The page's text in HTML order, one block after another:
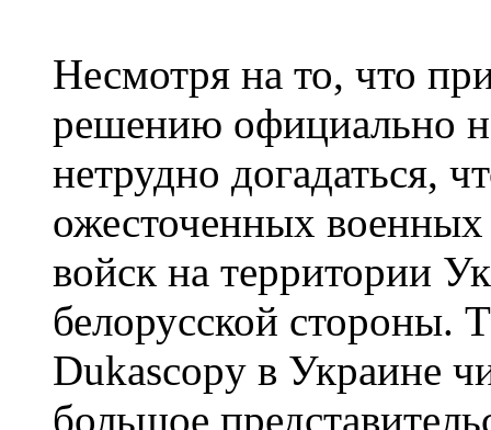
Несмотря на то, что
решению официально
нетрудно догадаться,
ожесточенных
войск на территории
белорусской стороны.
Dukascopy в Украине
большое